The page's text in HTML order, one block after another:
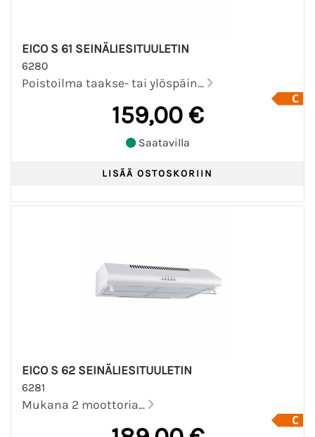
EICO S 61 SEINÄLIESITUULETIN
6280
Poistoilma taakse- tai ylöspäin...
159,00 €
Saatavilla
EICO S 62 SEINÄLIESITUULETIN
6281
Mukana 2 moottoria...